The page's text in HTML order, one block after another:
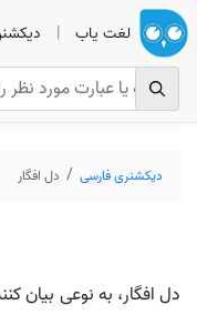
لغت یاب |
دیکشنری فارسی دل افگار
دل افگار، به نوعی بیان